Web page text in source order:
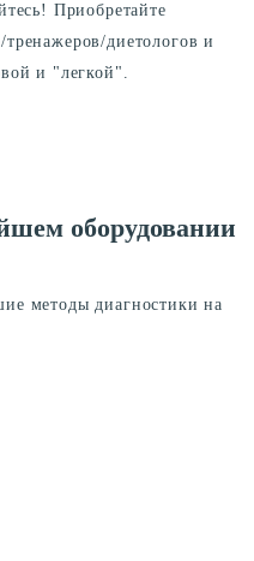
Приобретайте
диетологов и
и "легкой".
оборудовании
методы диагностики на